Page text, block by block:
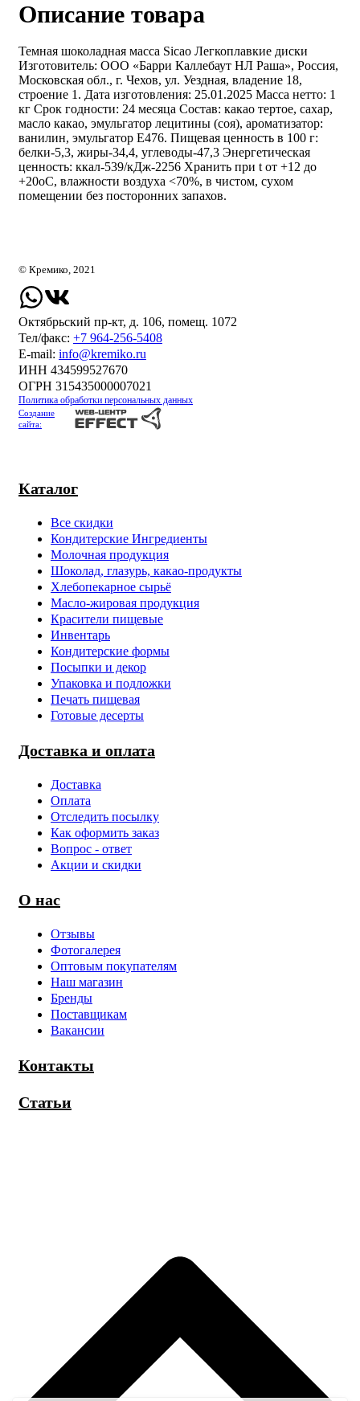
Описание товара
Темная шоколадная масса Sicao Легкоплавкие диски
Изготовитель: ООО «Барри Каллебаут НЛ Раша», Россия,
Московская обл., г. Чехов, ул. Уездная, владение 18,
строение 1. Дата изготовления: 25.01.2025 Масса нетто: 1
кг Срок годности: 24 месяца Состав: какао тертое, сахар,
масло какао, эмульгатор лецитины (соя), ароматизатор:
ванилин, эмульгатор Е476. Пищевая ценность в 100 г:
белки-5,3, жиры-34,4, углеводы-47,3 Энергетическая
ценность: ккал-539/кДж-2256 Хранить при t от +12 до
+20оС, влажности воздуха <70%, в чистом, сухом
помещении без посторонних запахов.
Каталог
Все скидки
Кондитерские Ингредиенты
Молочная продукция
Шоколад, глазурь, какао-продукты
Хлебопекарное сырьё
Масло-жировая продукция
Красители пищевые
Инвентарь
Кондитерские формы
Посыпки и декор
Упаковка и подложки
Печать пищевая
Готовые десерты
Доставка и оплата
Доставка
Оплата
Отследить посылку
Как оформить заказ
Вопрос - ответ
Акции и скидки
О нас
Отзывы
Фотогалерея
Оптовым покупателям
Наш магазин
Бренды
Поставщикам
Вакансии
Контакты
Статьи
© Кремико, 2021
Октябрьский пр-кт, д. 106, помещ. 1072
Тел/факс: +7 964-256-5408
Е-mail: info@kremiko.ru
ИНН 434599527670
ОГРН 315435000007021
Политика обработки персональных данных
Создание
сайта: